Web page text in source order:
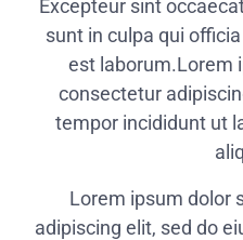
Excepteur sint
sunt in culpa qui
est laborum.Lorem
consectetur
tempor incididunt ut
Lorem ipsum dolor
adipiscing elit, sed do